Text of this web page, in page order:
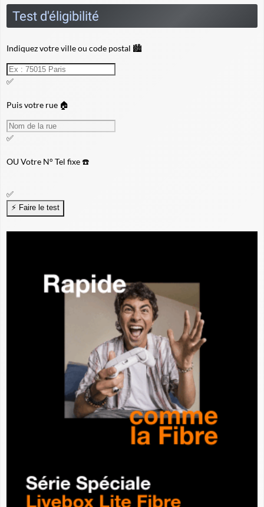
Test d'éligibilité
Indiquez votre ville ou code postal 🏙️
✅
Puis votre rue 🏠
✅
OUVotre N° Tel fixe ☎️
✅